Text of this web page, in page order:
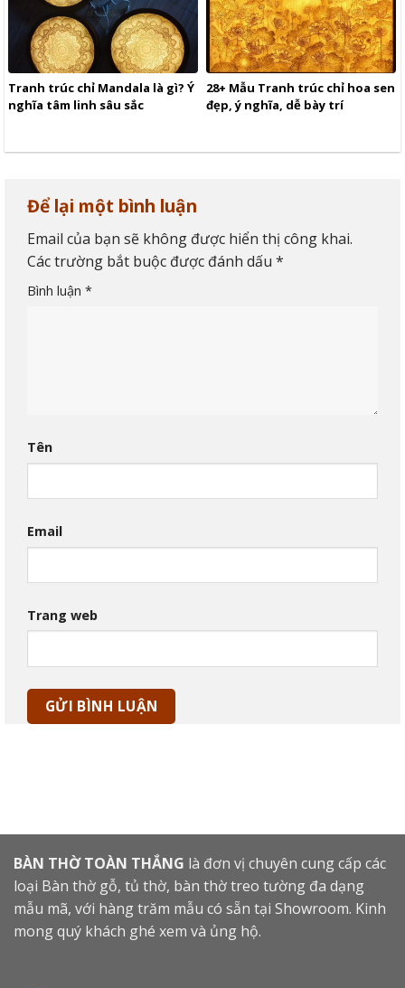
Tranh trúc chỉ Mandala là gì? Ý
nghĩa tâm linh sâu sắc
28+ Mẫu Tranh trúc chỉ hoa sen
đẹp, ý nghĩa, dễ bày trí
Để lại một bình luận
Email của bạn sẽ không được hiển thị công khai.
Các trường bắt buộc được đánh dấu *
Bình luận *
Tên
Email
Trang web
BÀN THỜ TOÀN THẮNG là đơn vị chuyên cung cấp các
loại Bàn thờ gỗ, tủ thờ, bàn thờ treo tường đa dạng
mẫu mã, với hàng trăm mẫu có sẵn tại Showroom. Kinh
mong quý khách ghé xem và ủng hộ.